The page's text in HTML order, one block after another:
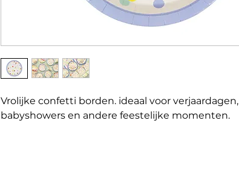
Vrolijke confetti borden. ideaal voor verjaardagen,
babyshowers en andere feestelijke momenten.